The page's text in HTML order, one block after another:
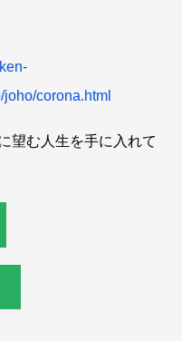
corona.html
望む人生を手に入れて